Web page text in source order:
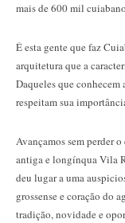
mais de 600 mil
É esta gente que faz
arquitetura que a
Daqueles que conhecem
respeitam sua
Avançamos sem perder
antiga e longínqua Vila
deu lugar a uma
grossense e coração do
tradição, novidade e